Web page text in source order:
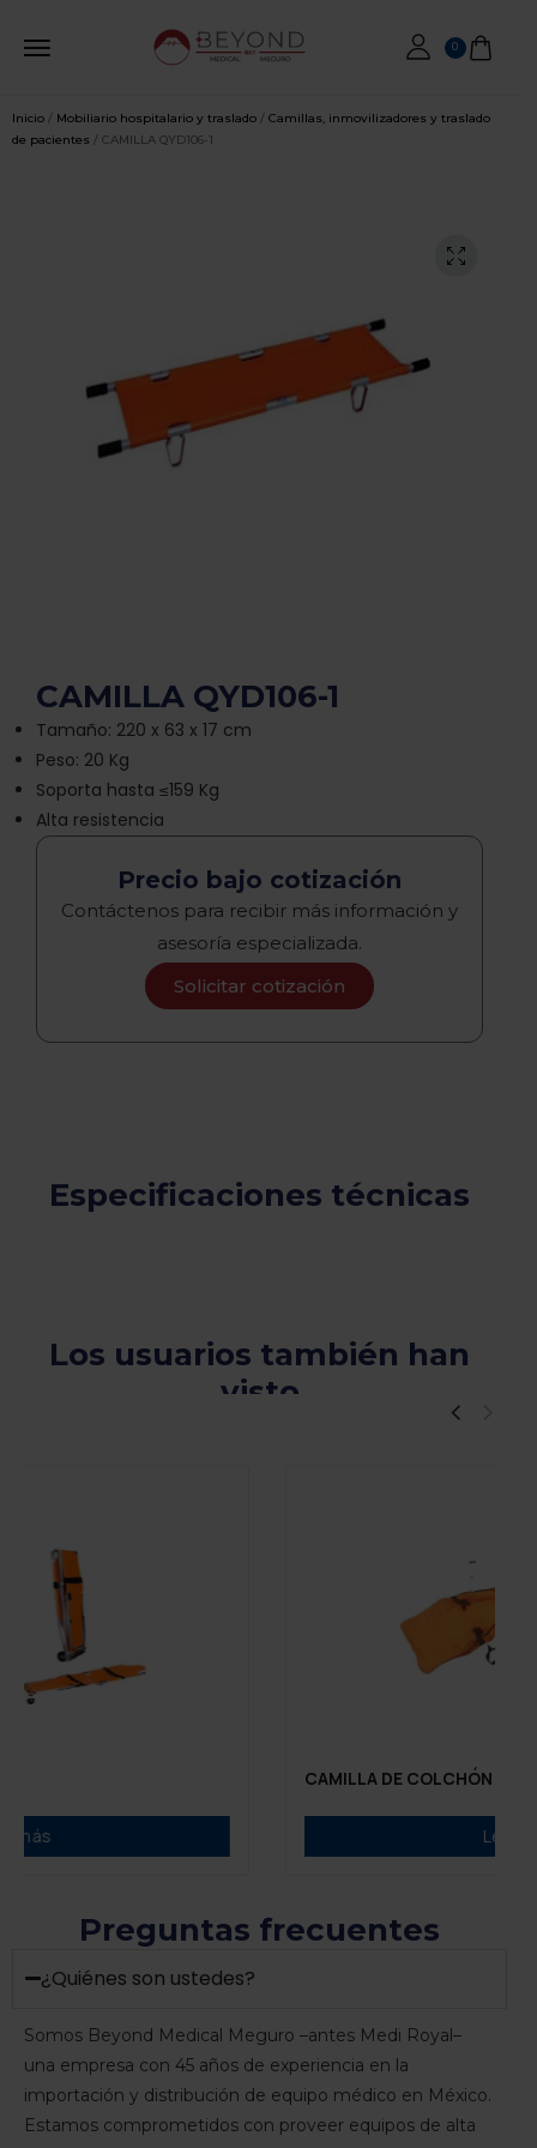
0
Inicio / Mobiliario hospitalario y traslado / Camillas, inmovilizadores y traslado
de pacientes / CAMILLA QYD106-1
CAMILLA QYD106-1
Tamaño: 220 x 63 x 17 cm
Peso: 20 Kg
Soporta hasta ≤159 Kg
Alta resistencia
Precio bajo cotización
Contáctenos para recibir más información y
asesoría especializada.
Solicitar cotización
Especificaciones técnicas
Los usuarios también han
visto
más
CAMILLA DE COLCHÓN AL
Leer
Preguntas frecuentes
¿Quiénes son ustedes?
Somos Beyond Medical Meguro –antes Medi Royal–
una empresa con 45 años de experiencia en la
importación y distribución de equipo médico en México.
Estamos comprometidos con proveer equipos de alta